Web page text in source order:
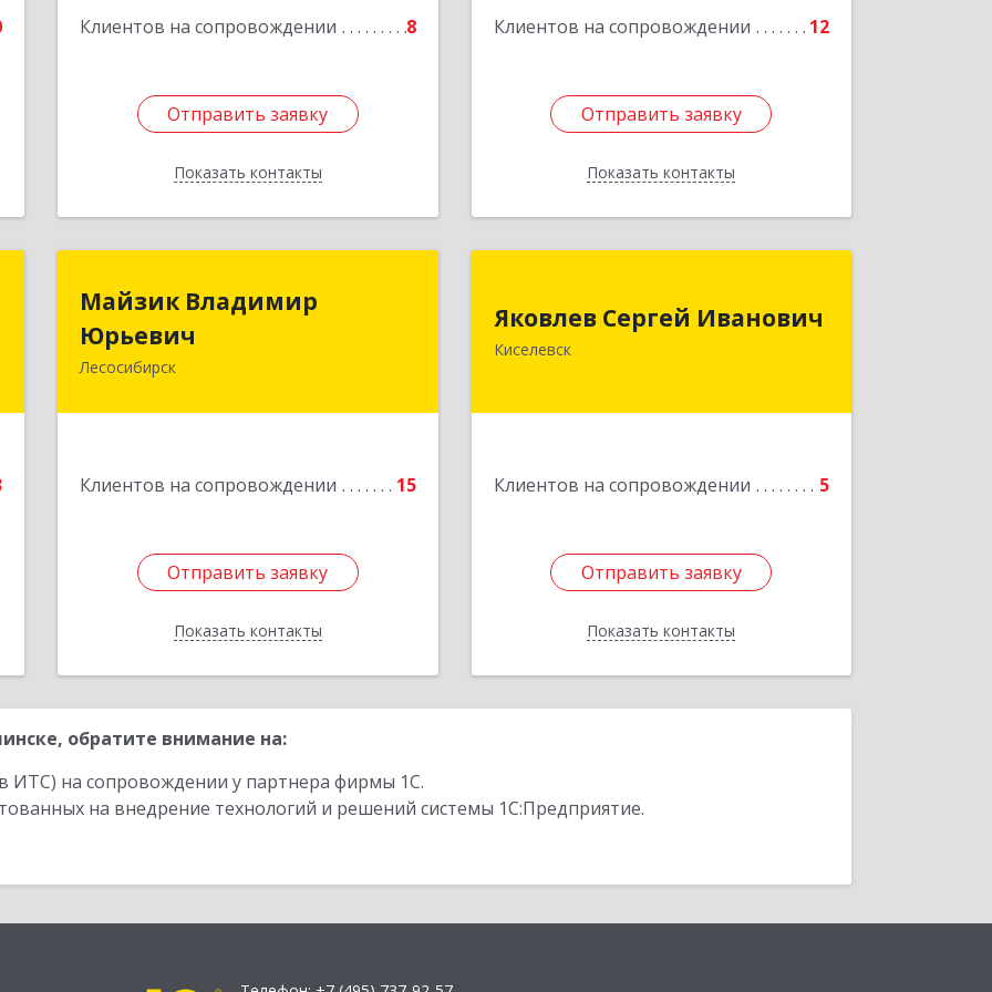
Клиентов на сопровождении 8
Отправить заявку
Показать контакты
Отправить заявку
Назад
Клиентов на сопровождении 12
Отправить заявку
Показать контакты
Отправить заявку
Назад
Майзик Владимир
Юрьевич
Лесосибирск
Клиентов на сопровождении 15
Отправить заявку
Показать контакты
Юрьевич
Отправить заявку
Назад
Яковлев Сергей Иванович
Киселевск
Клиентов на сопровождении 5
Отправить заявку
Показать контакты
650002, Кемеровская обл, г.Кемерово,
пр-т Шахтеров, дом № 90, кв.104
Подробнее
Отправить заявку
Назад
обратите внимание на:
ИТС) на сопровождении у партнера фирмы 1С.
на внедрение технологий и решений системы 1С:Предприятие.